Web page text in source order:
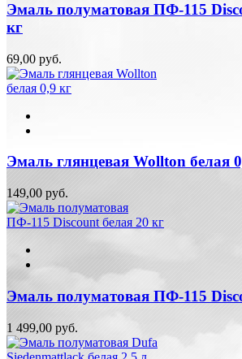
Эмаль полуматовая ПФ-115
кг
69,00 руб.
Эмаль глянцевая Wollton белая
149,00 руб.
Эмаль полуматовая ПФ-115
1 499,00 руб.